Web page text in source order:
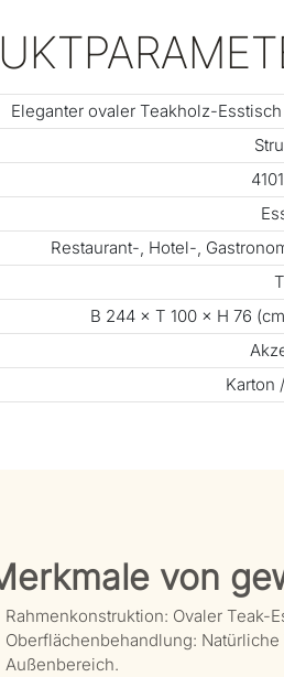
Eleganter ovaler Teakholz-
Restaurant-, Hotel-,
B 244 × T 100 × H 76
Karton
von
Rahmenkonstruktion: Ovaler Teak-
Oberflächenbehandlung:
Außenbereich.